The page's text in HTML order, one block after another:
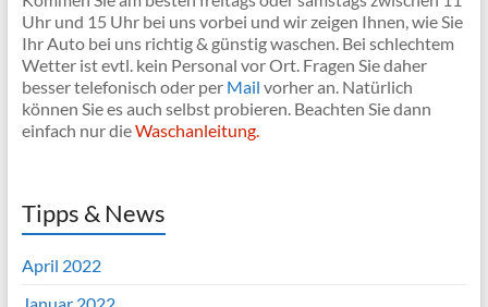
Uhr und 15 Uhr bei uns vorbei und wir zeigen Ihnen, wie Sie
Ihr Auto bei uns richtig & günstig waschen. Bei schlechtem
Wetter ist evtl. kein Personal vor Ort. Fragen Sie daher
besser telefonisch oder per Mail vorher an. Natürlich
können Sie es auch selbst probieren. Beachten Sie dann
einfach nur dieWaschanleitung.
Tipps & News
April 2022